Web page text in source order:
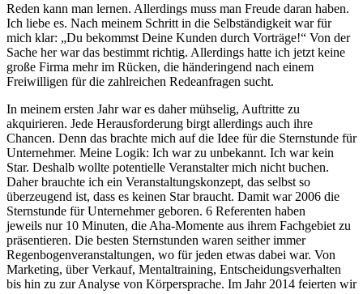
Reden kann man lernen. Allerdings muss man Freude daran haben.
Ich liebe es. Nach meinem Schritt in die Selbständigkeit war für
mich klar: „Du bekommst Deine Kunden durch Vorträge!“ Von der
Sache her war das bestimmt richtig. Allerdings hatte ich jetzt keine
große Firma mehr im Rücken, die händeringend nach einem
Freiwilligen für die zahlreichen Redeanfragen sucht.
In meinem ersten Jahr war es daher mühselig, Auftritte zu
akquirieren. Jede Herausforderung birgt allerdings auch ihre
Chancen. Denn das brachte mich auf die Idee für die Sternstunde für
Unternehmer. Meine Logik: Ich war zu unbekannt. Ich war kein
Star. Deshalb wollte potentielle Veranstalter mich nicht buchen.
Daher brauchte ich ein Veranstaltungskonzept, das selbst so
überzeugend ist, dass es keinen Star braucht. Damit war 2006 die
Sternstunde für Unternehmer geboren. 6 Referenten haben
jeweils nur 10 Minuten, die Aha-Momente aus ihrem Fachgebiet zu
präsentieren. Die besten Sternstunden waren seither immer
Regenbogenveranstaltungen, wo für jeden etwas dabei war. Von
Marketing, über Verkauf, Mentaltraining, Entscheidungsverhalten
bis hin zu zur Analyse von Körpersprache. Im Jahr 2014 feierten wir